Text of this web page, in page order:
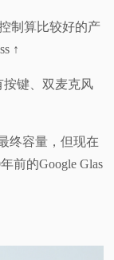
制算比较好的产
↑
按键、双麦克风
终容量，但现在
前的Google Glas